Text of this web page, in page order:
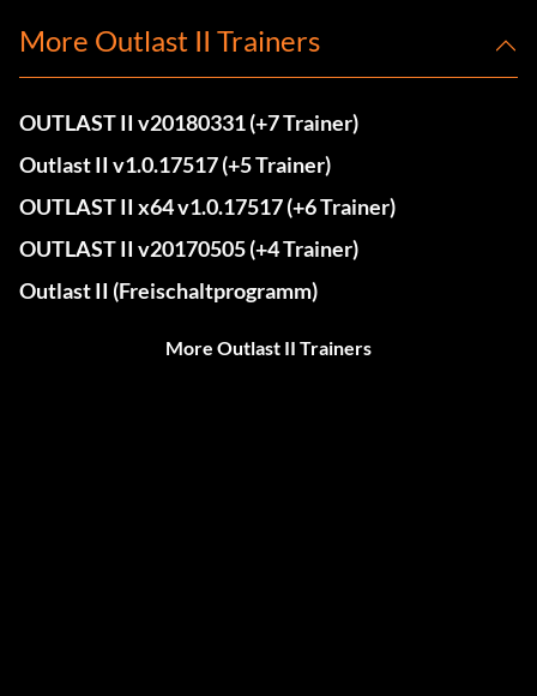
More Outlast II Trainers
OUTLAST II v20180331 (+7 Trainer)
Outlast II v1.0.17517 (+5 Trainer)
OUTLAST II x64 v1.0.17517 (+6 Trainer)
OUTLAST II v20170505 (+4 Trainer)
Outlast II (Freischaltprogramm)
More Outlast II Trainers